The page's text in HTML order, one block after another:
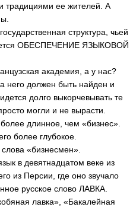
традициями ее жителей. А
структура, чьей
ОБЕСПЕЧЕНИЕ ЯЗЫКОВОЙ
академия, а у нас?
него должен быть найден и
долго выкорчевывать те
могли и не вырасти.
длинное, чем «бизнес».
более глубокое.
«бизнесмен».
в девятнадцатом веке из
из Персии, где оно звучало
русское слово ЛАВКА.
лавка», «Бакалейная